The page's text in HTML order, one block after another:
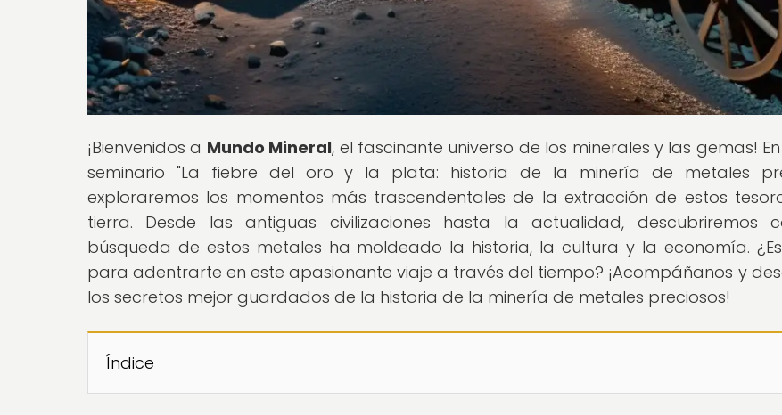
¡Bienvenidos a Mundo Mineral, el fascinante universo de los minerales y las gemas!
seminario "La fiebre del oro y la plata: historia de la minería de metales
exploraremos los momentos más trascendentales de la extracción de estos
tierra. Desde las antiguas civilizaciones hasta la actualidad, descubriremos
búsqueda de estos metales ha moldeado la historia, la cultura y la economía.
para adentrarte en este apasionante viaje a través del tiempo? ¡Acompáñanos y
los secretos mejor guardados de la historia de la minería de metales preciosos!
Índice